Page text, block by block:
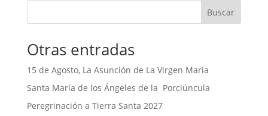
Buscar
Otras entradas
15 de Agosto, La Asunción de La Virgen María
Santa María de los Ángeles de la Porciúncula
Peregrinación a Tierra Santa 2027